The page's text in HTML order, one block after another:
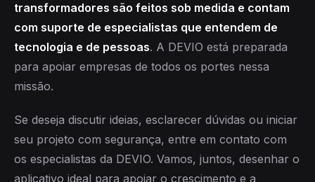
transformadores são feitos sob medida e contam
com suporte de especialistas que entendem de
tecnologia e de pessoas. A DEVIO está preparada
para apoiar empresas de todos os portes nessa
missão.
Se deseja discutir ideias, esclarecer dúvidas ou iniciar
seu projeto com segurança, entre em contato com
os especialistas da DEVIO. Vamos, juntos, desenhar o
aplicativo ideal para apoiar o crescimento e a